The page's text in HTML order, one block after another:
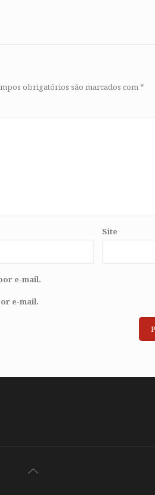
obrigatórios são marcados com*
Site
e-mail.
e-mail.